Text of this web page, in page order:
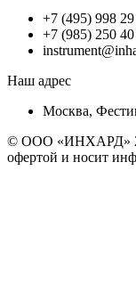
+7 (495) 998 29
+7 (985) 250
Наш адрес
Москва,
© ООО «ИНХАРД»
офертой и носит